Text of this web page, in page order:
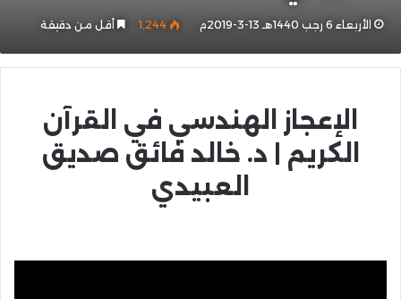
الأربعاء 6 رجب 1440هـ 13-3-2019م 1٬244 أقل من دقيقة
الإعجاز الهندسي في القرآن
الكريم | د. خالد فائق صديق
العبيدي